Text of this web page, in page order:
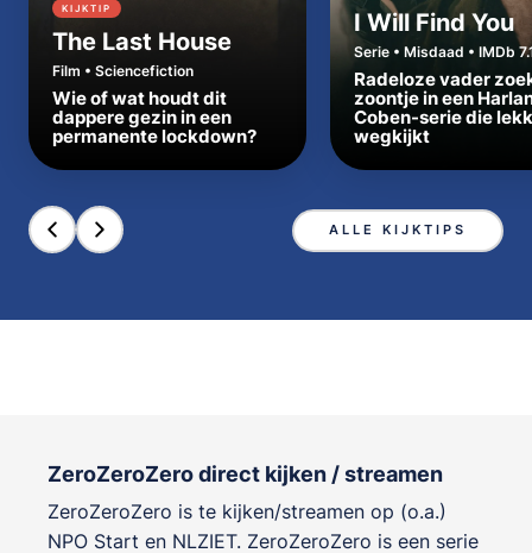
KIJKTIP
The Last House
Film • Sciencefiction
Wie of wat houdt dit
dappere gezin in een
permanente lockdown?
I Will Find You
Serie • Misdaad • IMDb
Radeloze vader
zoontje in een
Coben-serie die
wegkijkt
ALLE KIJKTIPS
ZeroZeroZero direct kijken / streamen
ZeroZeroZero is te kijken/streamen op (o.a.)
NPO Start en NLZIET. ZeroZeroZero is een serie